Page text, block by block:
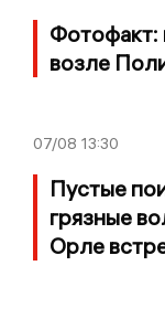
Фотофакт:
возле
07/08 13:30
Пустые
грязные
Орле